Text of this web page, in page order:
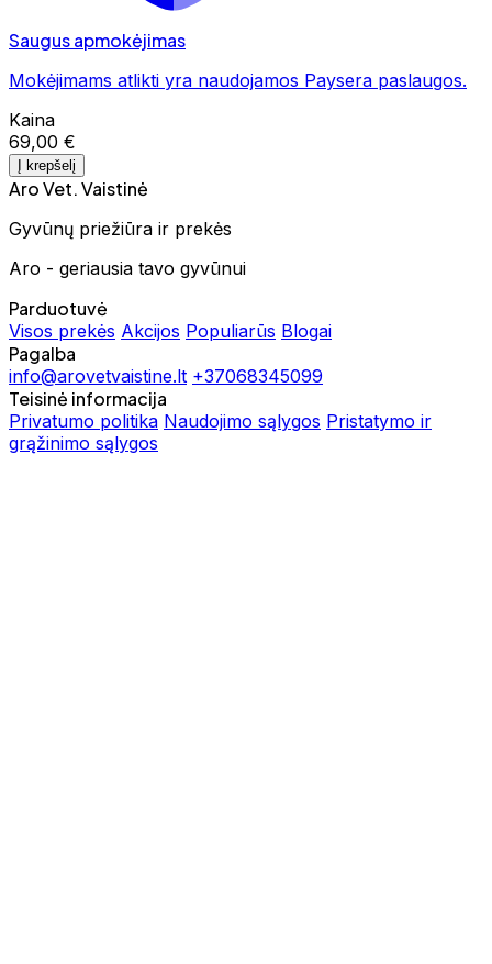
Saugus apmokėjimas
Mokėjimams atlikti yra naudojamos Paysera paslaugos.
Kaina
69,00 €
Į krepšelį
Aro Vet. Vaistinė
Gyvūnų priežiūra ir prekės
Aro - geriausia tavo gyvūnui
Parduotuvė
Visos prekės Akcijos Populiarūs Blogai
Pagalba
info@arovetvaistine.lt +37068345099
Teisinė informacija
Privatumo politika Naudojimo sąlygos Pristatymo ir
grąžinimo sąlygos